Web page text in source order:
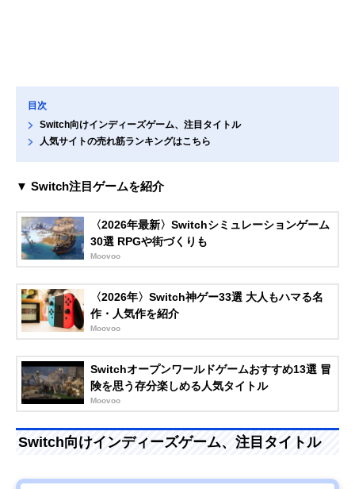
目次
Switch向けインディーズゲーム、注目タイトル
人気サイトの売れ筋ランキングはこちら
▼ Switch注目ゲームを紹介
〈2026年最新〉Switchシミュレーションゲーム
30選 RPGや街づくりも
Moovoo
〈2026年〉Switch神ゲー33選 大人もハマる名
作・人気作を紹介
Moovoo
Switchオープンワールドゲームおすすめ13選 冒
険を思う存分楽しめる人気タイトル
Moovoo
Switch向けインディーズゲーム、注目タイトル